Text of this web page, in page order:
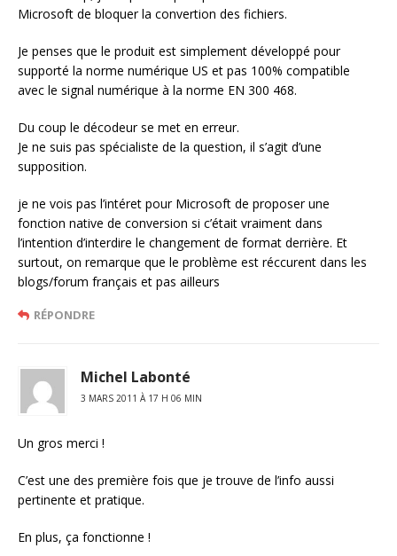
Microsoft de bloquer la convertion des fichiers.
Je penses que le produit est simplement développé pour
supporté la norme numérique US et pas 100% compatible
avec le signal numérique à la norme EN 300 468.
Du coup le décodeur se met en erreur.
Je ne suis pas spécialiste de la question, il s’agit d’une
supposition.
je ne vois pas l’intéret pour Microsoft de proposer une
fonction native de conversion si c’était vraiment dans
l’intention d’interdire le changement de format derrière. Et
surtout, on remarque que le problème est réccurent dans les
blogs/forum français et pas ailleurs
RÉPONDRE
Michel Labonté
3 MARS 2011 À 17 H 06 MIN
Un gros merci !
C’est une des première fois que je trouve de l’info aussi
pertinente et pratique.
En plus, ça fonctionne !